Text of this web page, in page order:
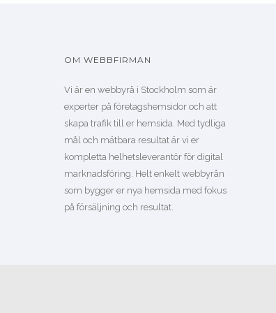
OM WEBBFIRMAN
Vi är en webbyrå i Stockholm som är
experter på företagshemsidor och att
skapa trafik till er hemsida. Med tydliga
mål och mätbara resultat är vi er
kompletta helhetsleverantör för digital
marknadsföring. Helt enkelt webbyrån
som bygger er nya hemsida med fokus
på försäljning och resultat.